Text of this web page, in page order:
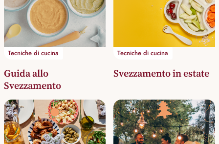
Tecniche di cucina
Guida allo
Svezzamento
Tecniche di cucina
Svezzamento in estate
☀️ 🌲